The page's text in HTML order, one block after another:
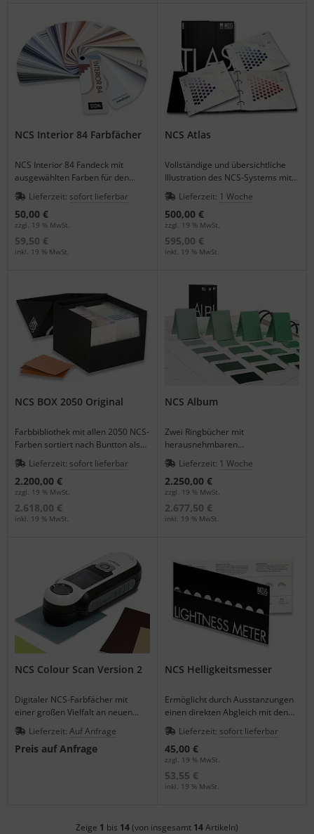
NCS Interior 84 Farbfächer
NCS Interior 84 Fandeck mit
ausgewählten Farben für den
Innenbereich.
Lieferzeit: sofort lieferbar
50,00 €
zzgl. 19 % MwSt.
59,50 €
inkl. 19 % MwSt.
NCS Atlas
Vollständige und übersichtliche
Illustration des NCS-Systems mit
allen 2050 NCS Farben.
Lieferzeit: 1 Woche
500,00 €
zzgl. 19 % MwSt.
595,00 €
inkl. 19 % MwSt.
NCS BOX 2050 Original
Farbbibliothek mit allen 2050 NCS-
Farben sortiert nach Buntton als
Loseblattsammlung.
Lieferzeit: sofort lieferbar
2.200,00 €
zzgl. 19 % MwSt.
2.618,00 €
inkl. 19 % MwSt.
NCS Album
Zwei Ringbücher mit
herausnehmbaren
Einzelnmustern für Profis aus
Farbstudios, Design oder
Architektur.
Lieferzeit: 1 Woche
2.250,00 €
zzgl. 19 % MwSt.
2.677,50 €
inkl. 19 % MwSt.
NCS Colour Scan Version 2
Digitaler NCS-Farbfächer mit
einer großen Vielfalt an neuen
Möglichkeiten, intuitiver
Bedienung, elektr. Notizbuch.
Lieferzeit: Auf Anfrage
Preis auf Anfrage
NCS Helligkeitsmesser
Ermöglicht durch Ausstanzungen
einen direkten Abgleich mit den
eingearbeiteten Graufeldern.
Lieferzeit: sofort lieferbar
45,00 €
zzgl. 19 % MwSt.
53,55 €
inkl. 19 % MwSt.
Zeige 1 bis 14(von insgesamt 14Artikeln)